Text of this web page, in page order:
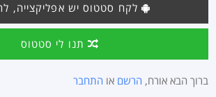
לקח סטטוס יש אפליקצייה,
תנו לי סטטוס
ברוך הבא אורח, הרשם או התחבר